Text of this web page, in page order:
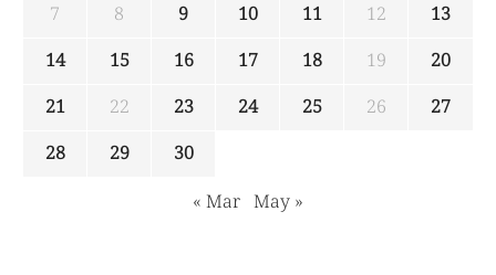
7
8 9 10 11 12
13
14
15 16 17 18 19
20
21
22 23 24 25 26
27
28
29
30
« Mar May »